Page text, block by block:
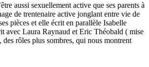
aussi sexuellement active que ses parents à
de trentenaire active jonglant entre vie de
pièces et elle écrit en parallèle Isabelle
avec Laura Raynaud et Eric Théobald ( mise
rôles plus sombres, qui nous montrent